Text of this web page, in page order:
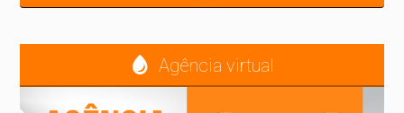
Agência virtual